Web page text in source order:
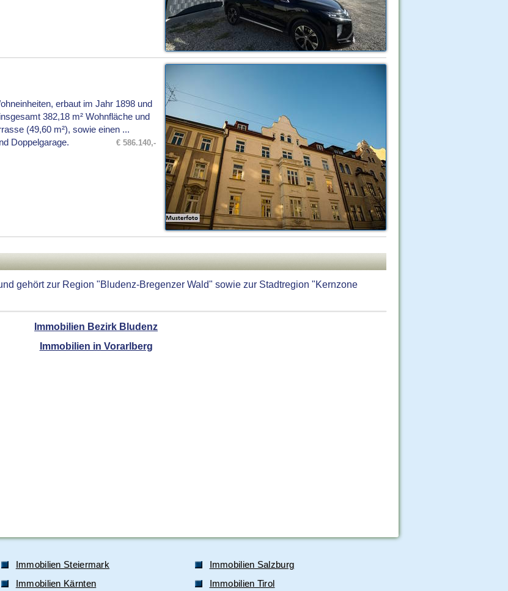
erbaut im Jahr 1898 und
382,18 m² Wohnfläche und
(49,60 m²), sowie einen ...
Doppelgarage.
€ 586.140,-
gehört zur Region "Bludenz-Bregenzer Wald" sowie zur Stadtregion "Kernzone
Immobilien Bezirk Bludenz
Immobilien in Vorarlberg
Immobilien Steiermark
Immobilien Kärnten
Immobilien Salzburg
Immobilien Tirol